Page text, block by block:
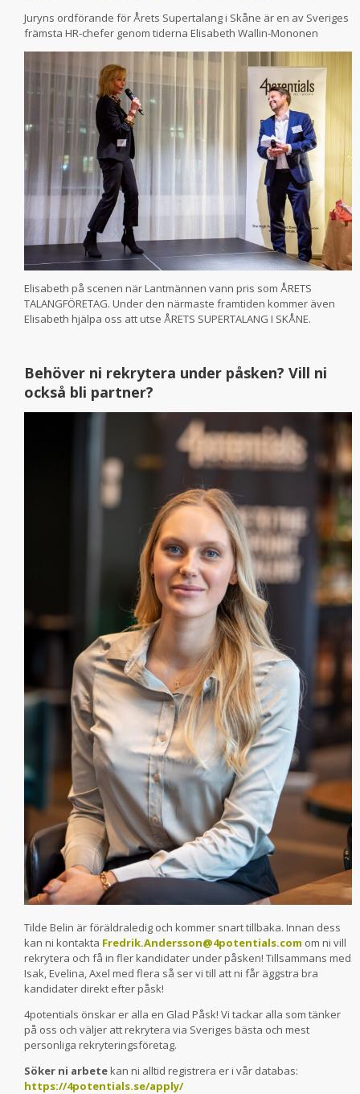
Juryns ordförande för Årets Supertalang i Skåne är en av Sveriges
främsta HR-chefer genom tiderna Elisabeth Wallin-Mononen
Elisabeth på scenen när Lantmännen vann pris som ÅRETS
TALANGFÖRETAG. Under den närmaste framtiden kommer även
Elisabeth hjälpa oss att utse ÅRETS SUPERTALANG I SKÅNE.
Behöver ni rekrytera under påsken? Vill ni
också bli partner?
Tilde Belin är föräldraledig och kommer snart tillbaka. Innan dess
kan ni kontakta Fredrik.Andersson@4potentials.com om ni vill
rekrytera och få in fler kandidater under påsken! Tillsammans med
Isak, Evelina, Axel med flera så ser vi till att ni får äggstra bra
kandidater direkt efter påsk!
4potentials önskar er alla en Glad Påsk! Vi tackar alla som tänker
på oss och väljer att rekrytera via Sveriges bästa och mest
personliga rekryteringsföretag.
Söker ni arbete kan ni alltid registrera er i vår databas:
https://4potentials.se/apply/